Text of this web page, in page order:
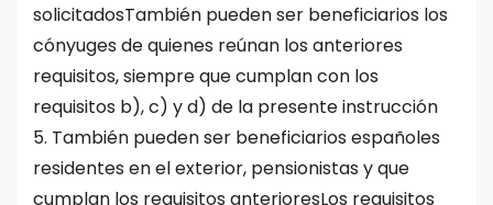
solicitadosTambién pueden ser beneficiarios los
cónyuges de quienes reúnan los anteriores
requisitos, siempre que cumplan con los
requisitos b), c) y d) de la presente instrucción
5. También pueden ser beneficiarios españoles
residentes en el exterior, pensionistas y que
cumplan los requisitos anterioresLos requisitos